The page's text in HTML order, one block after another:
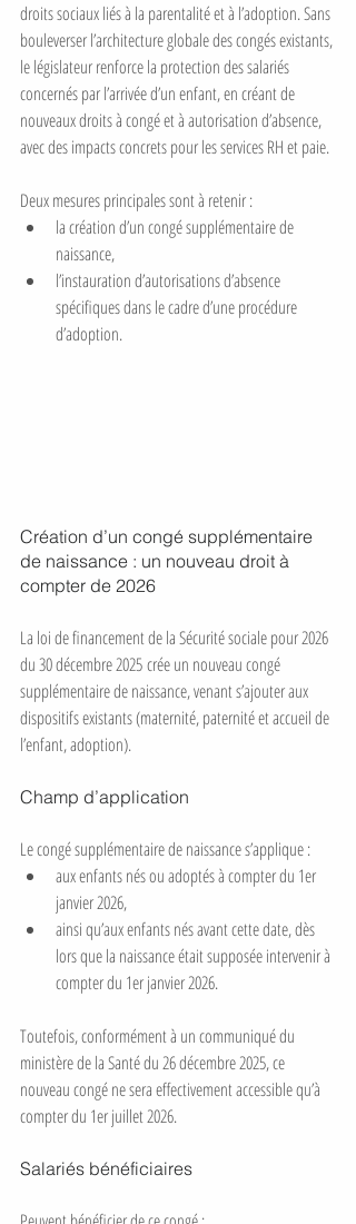
droits sociaux liés à la parentalité et à l’adoption. Sans
bouleverser l’architecture globale des congés existants,
le législateur renforce la protection des salariés
concernés par l’arrivée d’un enfant, en créant de
nouveaux droits à congé et à autorisation d’absence,
avec des impacts concrets pour les services RH et paie.
Deux mesures principales sont à retenir :
la création d’un congé supplémentaire de
naissance,
l’instauration d’autorisations d’absence
spécifiques dans le cadre d’une procédure
d’adoption.
Création d’un congé supplémentaire
de naissance : un nouveau droit à
compter de 2026
La loi de financement de la Sécurité sociale pour 2026
du 30 décembre 2025 crée un nouveau congé
supplémentaire de naissance, venant s’ajouter aux
dispositifs existants (maternité, paternité et accueil de
l’enfant, adoption).
Champ d’application
Le congé supplémentaire de naissance s’applique :
aux enfants nés ou adoptés à compter du 1er
janvier 2026,
ainsi qu’aux enfants nés avant cette date, dès
lors que la naissance était supposée intervenir à
compter du 1er janvier 2026.
Toutefois, conformément à un communiqué du
ministère de la Santé du 26 décembre 2025, ce
nouveau congé ne sera effectivement accessible qu’à
compter du 1er juillet 2026.
Salariés bénéficiaires